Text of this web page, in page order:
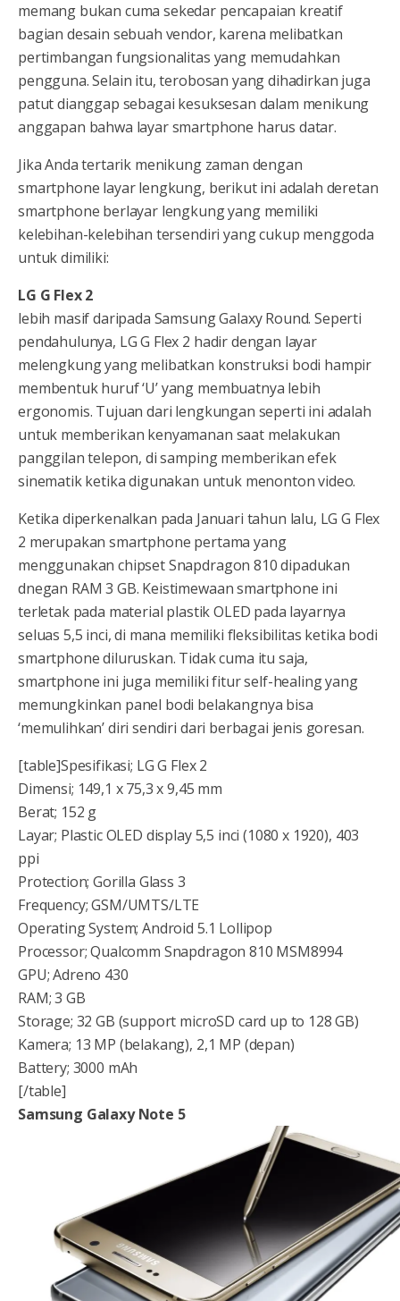
memang bukan cuma sekedar pencapaian kreatif
bagian desain sebuah vendor, karena melibatkan
pertimbangan fungsionalitas yang memudahkan
pengguna. Selain itu, terobosan yang dihadirkan juga
patut dianggap sebagai kesuksesan dalam menikung
anggapan bahwa layar smartphone harus datar.
Jika Anda tertarik menikung zaman dengan
smartphone layar lengkung, berikut ini adalah deretan
smartphone berlayar lengkung yang memiliki
kelebihan-kelebihan tersendiri yang cukup menggoda
untuk dimiliki:
LG G Flex 2
lebih masif daripada Samsung Galaxy Round. Seperti
pendahulunya, LG G Flex 2 hadir dengan layar
melengkung yang melibatkan konstruksi bodi hampir
membentuk huruf ‘U’ yang membuatnya lebih
ergonomis. Tujuan dari lengkungan seperti ini adalah
untuk memberikan kenyamanan saat melakukan
panggilan telepon, di samping memberikan efek
sinematik ketika digunakan untuk menonton video.
Ketika diperkenalkan pada Januari tahun lalu, LG G Flex
2 merupakan smartphone pertama yang
menggunakan chipset Snapdragon 810 dipadukan
dnegan RAM 3 GB. Keistimewaan smartphone ini
terletak pada material plastik OLED pada layarnya
seluas 5,5 inci, di mana memiliki fleksibilitas ketika bodi
smartphone diluruskan. Tidak cuma itu saja,
smartphone ini juga memiliki fitur self-healing yang
memungkinkan panel bodi belakangnya bisa
‘memulihkan’ diri sendiri dari berbagai jenis goresan.
[table]Spesifikasi; LG G Flex 2
Dimensi; 149,1 x 75,3 x 9,45 mm
Berat; 152 g
Layar; Plastic OLED display 5,5 inci (1080 x 1920), 403
ppi
Protection; Gorilla Glass 3
Frequency; GSM/UMTS/LTE
Operating System; Android 5.1 Lollipop
Processor; Qualcomm Snapdragon 810 MSM8994
GPU; Adreno 430
RAM; 3 GB
Storage; 32 GB (support microSD card up to 128 GB)
Kamera; 13 MP (belakang), 2,1 MP (depan)
Battery; 3000 mAh
[/table]
Samsung Galaxy Note 5